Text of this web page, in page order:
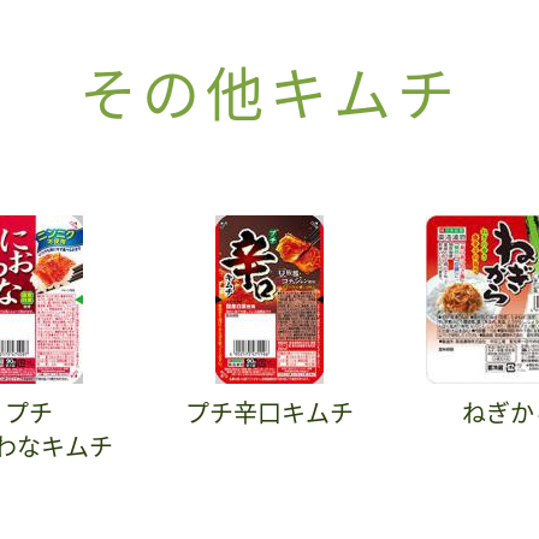
その他キムチ
プチ
なキムチ
プチ辛口キムチ ねぎ